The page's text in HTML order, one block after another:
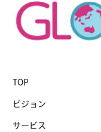
TOP
ビジョン
サービス